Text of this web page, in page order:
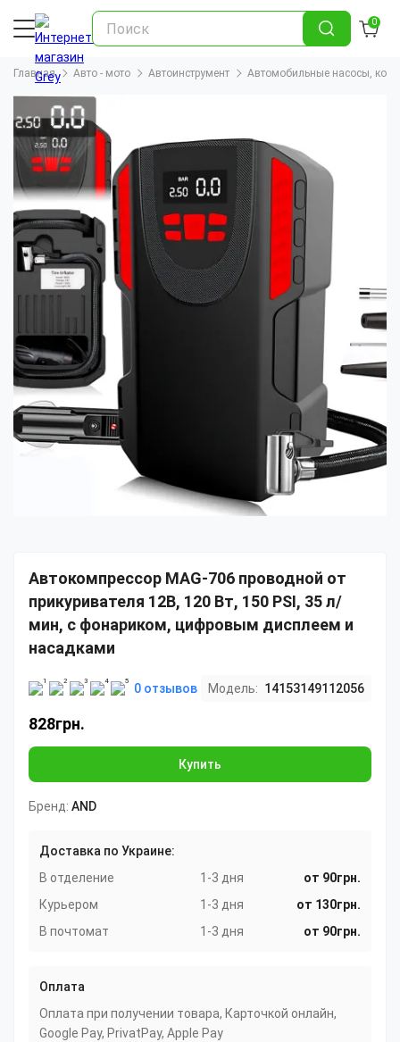
0
Главная Авто - мото Автоинструмент Автомобильные насосы,
Автокомпрессор MAG-706 проводной от
прикуривателя 12В, 120 Вт, 150 PSI, 35 л/
мин, с фонариком, цифровым дисплеем и
насадками
0 отзывов Модель: 14153149112056
828грн.
Купить
Бренд: AND
Доставка по Украине:
В отделение
1-3 дня
от 90грн.
Курьером
1-3 дня
от 130грн.
В почтомат
1-3 дня от 90грн.
Оплата
Оплата при получении товара, Карточкой онлайн,
Google Pay, PrivatPay, Apple Pay